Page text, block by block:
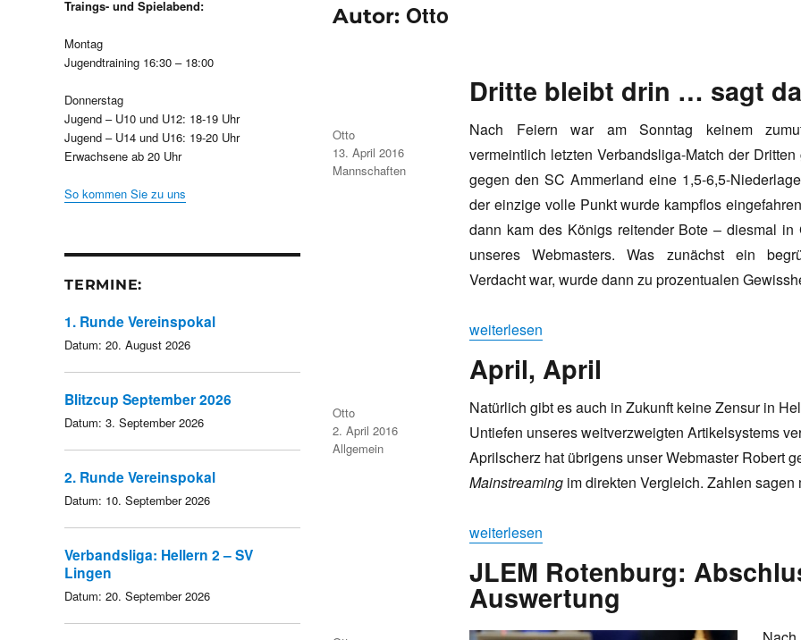
Autor: Otto
Dritte bleibt drin … sagt
Nach Feiern war am Sonntag keinem
vermeintlich letzten Verbandsliga-Match der Dritten
gegen den SC Ammerland eine 1,5-6,5-
der einzige volle Punkt wurde kampflos
dann kam des Königs reitender Bote – diesmal in
unseres Webmasters. Was zunächst ein
Verdacht war, wurde dann zu prozentualen
„Dritte bleibt drin … sagt das LigaOrakel!“
weiterlesen
Autor
Otto
Veröffentlicht
am
13. April 2016
Kategorien
Mannschaften
April, April
Natürlich gibt es auch in Zukunft keine Zensur in
Untiefen unseres weitverzweigten Artikelsystems
Aprilscherz hat übrigens unser Webmaster Robert
Mainstreaming im direkten Vergleich. Zahlen sagen
„April, April“
weiterlesen
Autor
Otto
Veröffentlicht
am
2. April 2016
Kategorien
Allgemein
JLEM Rotenburg:
Auswertung
Traings- und Spielabend:
Montag
Jugendtraining 16:30 – 18:00
Donnerstag
Jugend – U10 und U12: 18-19 Uhr
Jugend – U14 und U16: 19-20 Uhr
Erwachsene ab 20 Uhr
So kommen Sie zu uns
TERMINE:
1. Runde Vereinspokal
Datum: 20. August 2026
Blitzcup September 2026
Datum: 3. September 2026
2. Runde Vereinspokal
Datum: 10. September 2026
Verbandsliga: Hellern 2 – SV
Lingen
Datum: 20. September 2026